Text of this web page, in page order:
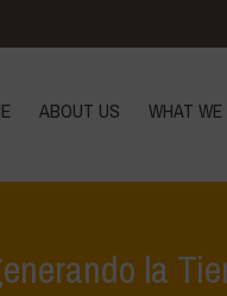
ABOUT US WHAT WE
la